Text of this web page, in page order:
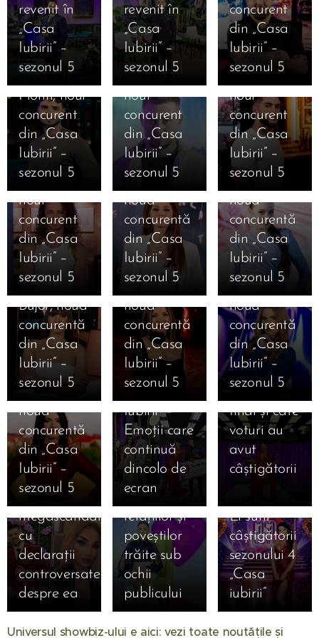
revenit în
„Casa
Iubirii” –
sezonul 5
revenit în
„Casa
Iubirii” –
sezonul 5
concurent
din „Casa
Iubirii” –
sezonul 5
12.01.2026
Cine este
Valentin
Florin, noul
concurent
din „Casa
Iubirii” –
sezonul 5
12.01.2026
Cine este
Alexandru
Punga,
noul
concurent
din „Casa
Iubirii” –
sezonul 5
12.01.2026
Cine este
Iosif
Ciolan,
noul
concurent
din „Casa
Iubirii” –
sezonul 5
12.01.2026
Cine este
Mihai
Mărginean,
noul
concurent
din „Casa
Iubirii” –
sezonul 5
12.01.2026
Cine este
Alexandra
Geamănu,
noua
concurentă
din „Casa
Iubirii” –
sezonul 5
12.01.2026
Cine este
Ana
Cristiana
Bălăuca,
noua
concurentă
din „Casa
Iubirii” –
sezonul 5
12.01.2026
Cine este
Jaqueline
Beatrice
Bujor, noua
concurentă
din „Casa
Iubirii” –
sezonul 5
12.01.2026
Cine este
Carolina
Caramanută,
noua
concurentă
din „Casa
Iubirii” –
sezonul 5
12.01.2026
Cine este
Daniela
Ioana
Camelia
Nistor,
noua
concurentă
din „Casa
Iubirii” –
sezonul 5
12.01.2026
Cine este
Magdalena
Cojocaru,
noua
concurentă
din „Casa
Iubirii” –
sezonul 5
11.01.2026
Mesajele
câștigătorilor
și
finaliștilor
după
Marea
Finală
„Casa
Iubirii” –
Emoții care
continuă
dincolo de
ecran
11.01.2026
Marea
Finală
Casa Iubirii
– Andreea
Mantea
dezvăluie
în premieră
absolută
pentru un
reality-
show
voturile
decisive.
Care este
clasamentul
final și câte
voturi au
avut
câștigătorii
10.01.2026
Bombă în
Casa
Iubirii!
Sorin spune
că Amarah
nu intră în
sezonul 5 și
provoacă
un
megascandal
cu
declarații
controversate
despre ea
06.01.2026
„Casa
iubirii”
sezonul 5
începe pe
12 ianuarie
2026 — un
nou capitol
al emoțiilor,
relațiilor și
poveștilor
trăite sub
ochii
publicului
05.01.2026
Ei sunt
câștigătorii
sezonului 4
„Casa
iubirii”
Universul showbiz-ului e aici: vezi toate noutățile și
28.09.2025
🔥
BOMBA
ANULUI
ÎN
SHOWBIZ!
Carmen de
27.09.2025
Strigătul
sfâșietor al
Adrianei
Ochișanu!
19.08.2025
Șoc în
showbiz!
Andra și
Cătălin
Măruță au
cerut ordin
14.08.2025
🔥
Gabriela